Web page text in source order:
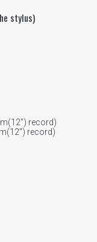
stylus)
record)
record)